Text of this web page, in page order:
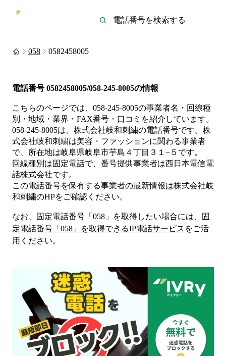
058 0582458005
電話番号 0582458005/058-245-8005の情報
こちらのページでは、 058-245-8005の事業者名・回線種
別・地域・業界・FAX番号・口コミを紹介しています。
058-245-8005は、 株式会社岐和刺繍の電話番号です。 株
式会社岐和刺繍は美容・ファッションに関わる事業者
で、所在地は岐阜県岐阜市芋島４丁目３１−５ です。
回線種別は固定電話で、番号提供事業者は西日本電信電
話株式会社です。
この電話番号を保有する事業者の最新情報は株式会社岐
和刺繍のHPをご確認ください。
なお、固定電話番号「 058 」を取得したい場合には、
固
定電話番号「 058 」を取得できるIP電話サービス をご活
用ください。